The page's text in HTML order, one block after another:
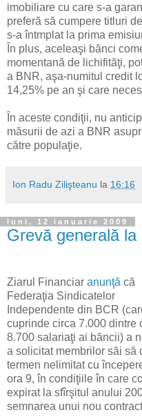
imobiliare cu care s-a
preferă să cumpere titluri
s-a întmplat la prima
În plus, aceleaşi bănci
momentană de lichifităţi,
a BNR, aşa-numitul credit
14,25% pe an şi care
În aceste condiţii, nu
măsurii de azi a BNR
către populaţie.
Ion Radu Zilişteanu la 16:16
luni, 12 ianuarie 2009
Grevă generală la
Ziarul Financiar anunţă că
Federaţia Sindicatelor
Independente din BCR
cuprinde circa 7.000 dintre
8.700 salariaţi ai băncii) a
a solicitat membrilor săi să
termen nelimitat cu
ora 9, în condiţiile în care
expirat la sfîrşitul anului
semnarea unui nou